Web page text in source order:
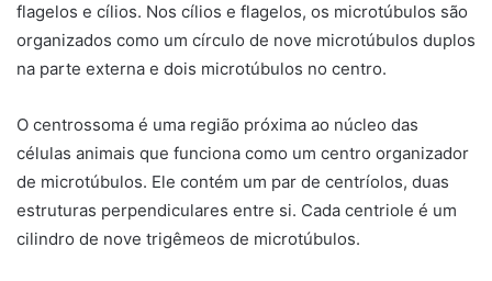
flagelos e cílios. Nos cílios e flagelos, os microtúbulos são
organizados como um círculo de nove microtúbulos duplos
na parte externa e dois microtúbulos no centro.
O centrossoma é uma região próxima ao núcleo das
células animais que funciona como um centro organizador
de microtúbulos. Ele contém um par de centríolos, duas
estruturas perpendiculares entre si. Cada centriole é um
cilindro de nove trigêmeos de microtúbulos.